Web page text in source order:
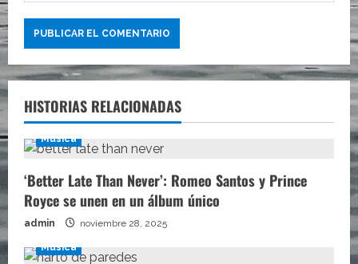
HISTORIAS RELACIONADAS
Música
‘Better Late Than Never’: Romeo Santos y Prince
Royce se unen en un álbum único
admin noviembre 28, 2025
Música